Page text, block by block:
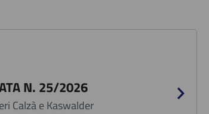
N. 25/2026
Calzà e Kaswalder